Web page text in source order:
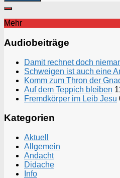
Mehr
Audiobeiträge
Damit rechnet doch
Schweigen ist auch eine
Komm zum Thron der
Auf dem Teppich bleiben
Fremdkörper im Leib Jesu
Kategorien
Aktuell
Allgemein
Andacht
Didache
Info